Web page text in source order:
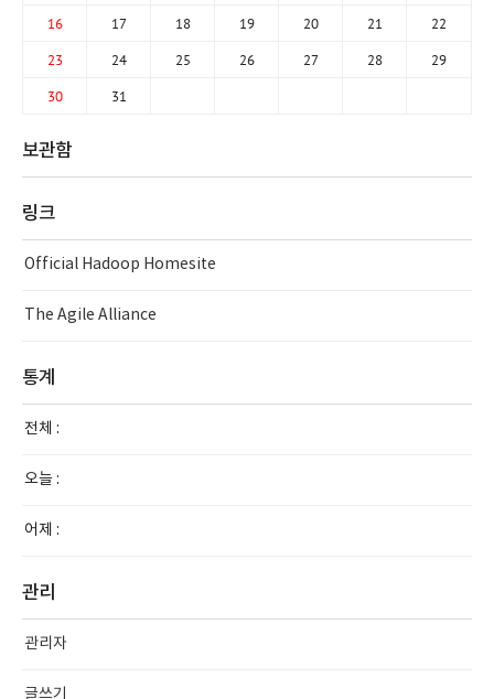
16 17 18 19 20 21 22
23 24 25 26 27 28 29
30 31
보관함
링크
Official Hadoop Homesite
The Agile Alliance
통계
전체 :
오늘 :
어제 :
관리
관리자
글쓰기